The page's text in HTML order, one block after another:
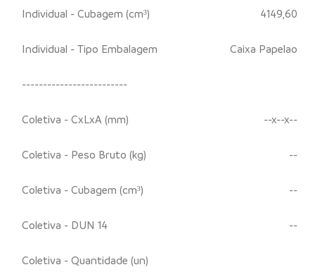
Individual - Cubagem (cm³) 4149,60
Individual - Tipo Embalagem Caixa Papelao
-------------------------
Coletiva - CxLxA (mm) --x--x--
Coletiva - Peso Bruto (kg) --
Coletiva - Cubagem (cm³) --
Coletiva - DUN 14 --
Coletiva - Quantidade (un)